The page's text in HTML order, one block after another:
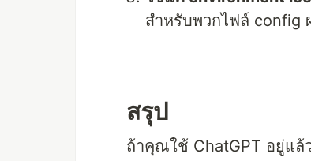
สำหรับพวกไฟล์ config
สรุป
ถ้าคุณใช้ ChatGPT อยู่แล้